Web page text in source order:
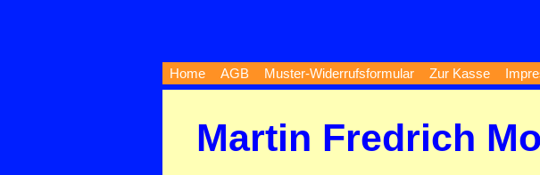
Martin Fredrich
Home AGB Muster-Widerrufsformular Zur Kasse